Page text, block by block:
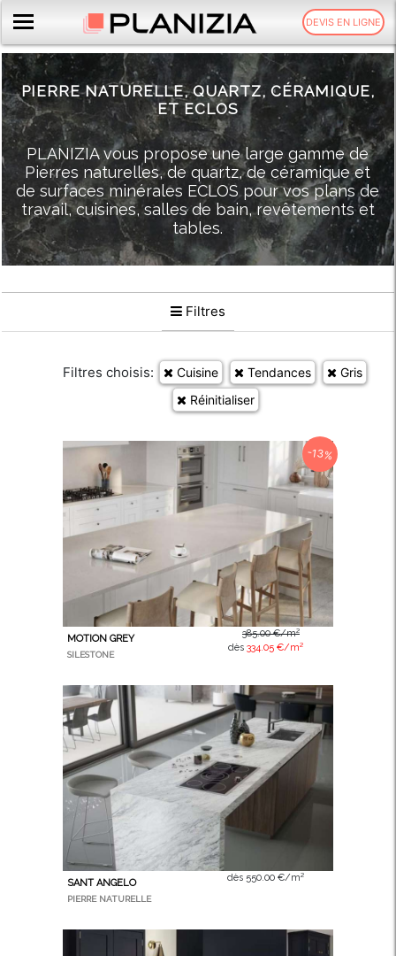
DEVIS EN LIGNE
PIERRE NATURELLE,QUARTZ, CÉRAMIQUE,
ET ECLOS
PLANIZIA vous propose une large gamme de
Pierres naturelles, de quartz, de céramique et
de surfaces minérales ECLOS pour vos plans de
travail, cuisines, salles de bain, revêtements et
tables.
Filtres
Filtres choisis: Cuisine Tendances
Gris
Réinitialiser
-13%
MOTION GREY
SILESTONE
385.00 €/m²
dès 334.05 €/m²
SANT ANGELO
PIERRE NATURELLE
dès 550.00 €/m²